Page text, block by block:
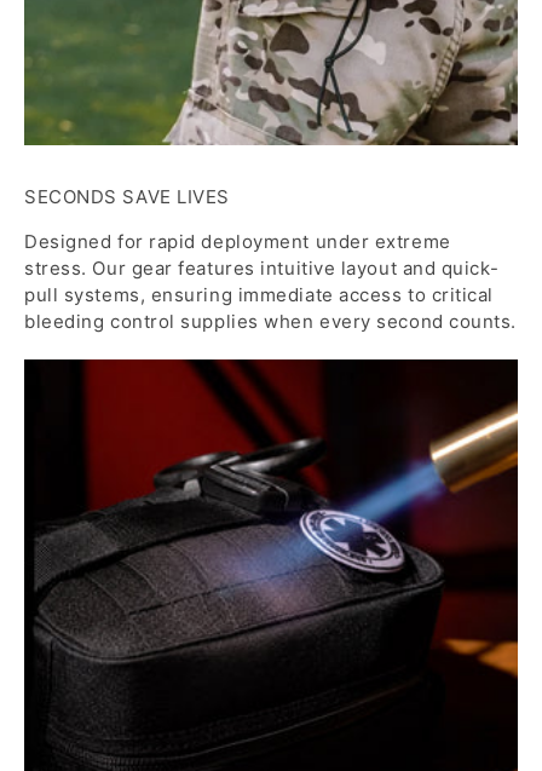
SECONDS SAVE LIVES
Designed for rapid deployment under extreme
stress. Our gear features intuitive layout and quick-
pull systems, ensuring immediate access to critical
bleeding control supplies when every second counts.